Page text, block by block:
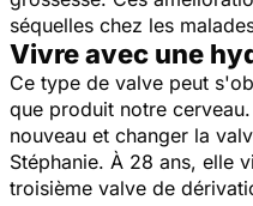
séquelles chez les
Vivre avec une
Ce type de valve peut
que produit notre
nouveau et changer la
Stéphanie. À 28 ans, elle
troisième valve de